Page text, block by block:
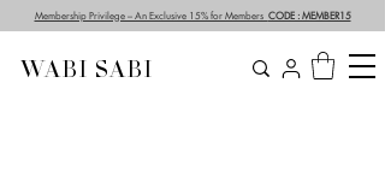
WABI SABI
Membership Privilege – An Exclusive 15% for Members CODE : MEMBER15